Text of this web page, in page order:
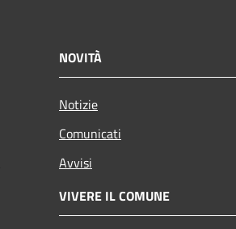
NOVITÀ
Notizie
Comunicati
Avvisi
VIVERE IL COMUNE